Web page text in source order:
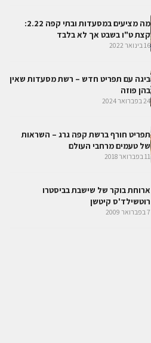
מה מציעים במסעדות ובתי קפה 2.22:
קצת ט"ו בשבט אך לא בלבד
16 בינואר 2022
ביגה עם תפריט חדש – רשת מסעדות שאין
בהן פוזה
24 בפברואר 2024
תפריט חורף ברשת קפה גרג – השראות
של טעמים מרחבי העולם
11 בפברואר 2018
ארוחת בוקר של שישבת בביסטרו
רוטשילד'ס קיטשן
7 בפברואר 2009